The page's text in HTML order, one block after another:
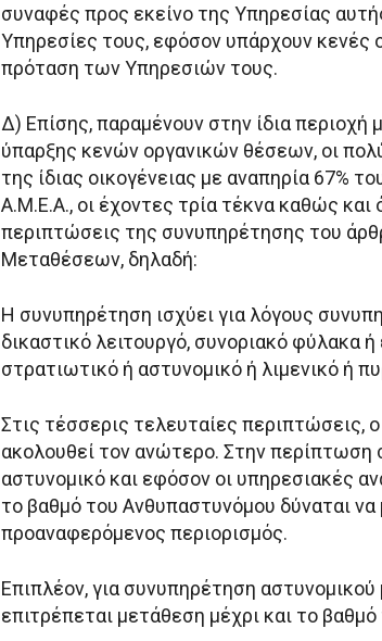
συναφές προς εκείνο της Υπηρεσίας
Υπηρεσίες τους, εφόσον υπάρχουν κενές
πρόταση των Υπηρεσιών τους.
Δ) Επίσης, παραμένουν στην ίδια
ύπαρξης κενών οργανικών θέσεων, οι
της ίδιας οικογένειας με αναπηρία 67%
Α.Μ.Ε.Α., οι έχοντες τρία τέκνα καθώς και
περιπτώσεις της συνυπηρέτησης του
Μεταθέσεων, δηλαδή:
Η συνυπηρέτηση ισχύει για λόγους
δικαστικό λειτουργό, συνοριακό φύλακα
στρατιωτικό ή αστυνομικό ή λιμενικό ή
Στις τέσσερις τελευταίες περιπτώσεις,
ακολουθεί τον ανώτερο. Στην
αστυνομικό και εφόσον οι υπηρεσιακές
το βαθμό του Ανθυπαστυνόμου δύναται να
προαναφερόμενος περιορισμός.
Επιπλέον, για συνυπηρέτηση
επιτρέπεται μετάθεση μέχρι και το